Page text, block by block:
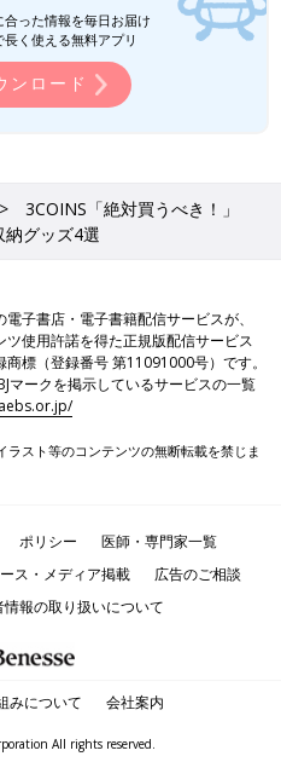
った情報を毎日お届け
く使える無料アプリ
ンロード
3COINS「絶対買うべき！」
納グッズ4選
子書店・電子書籍配信サービスが、
ツ使用許諾を得た正規版配信サービス
標（登録番号 第11091000号）です。
マークを掲示しているサービスの一覧
スト等のコンテンツの無断転載を禁じま
ポリシー
医師・専門家一覧
ス・メディア掲載
広告のご相談
情報の取り扱いについて
みについて 会社案内
All rights reserved.